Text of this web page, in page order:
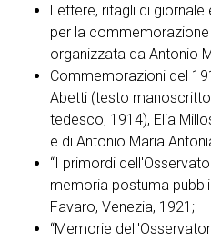
Lettere, ritagli di
per la
organizzata da Antonio
Commemorazioni del
Abetti (testo
tedesco, 1914), Elia
e di Antonio Maria
“I primordi
memoria postuma
Favaro, Venezia, 1921;
“Memorie